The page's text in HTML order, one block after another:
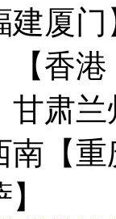
建厦门
【香
甘肃
南【